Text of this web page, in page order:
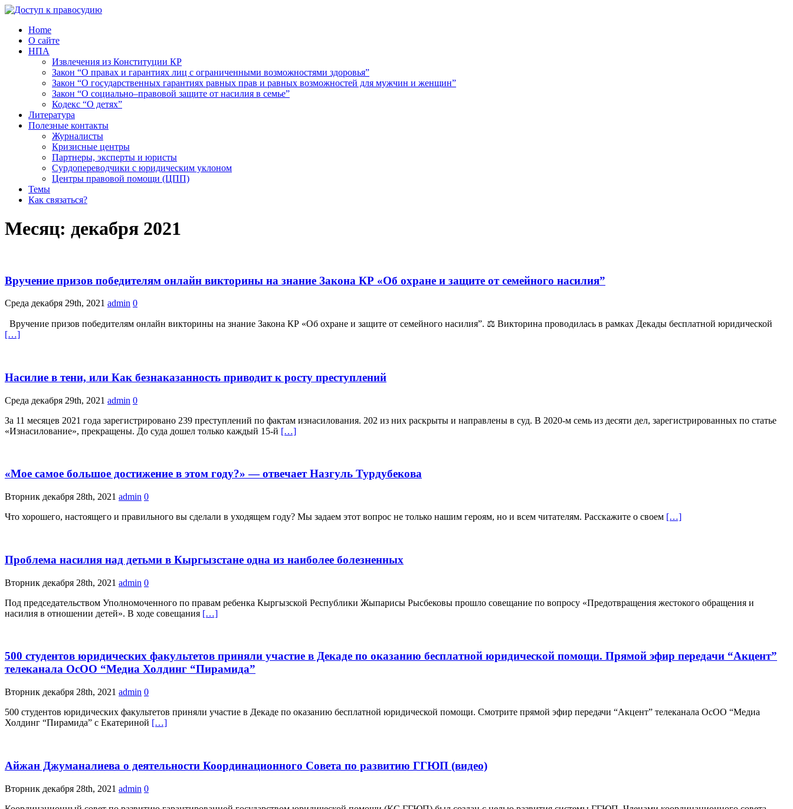
Home
О сайте
НПА
Извлечения из Конституции КР
Закон “О правах и гарантиях лиц с ограниченными возможностями здоровья”
Закон “О государственных гарантиях равных прав и равных возможностей для мужчин и женщин”
Закон “О социально–правовой защите от насилия в семье”
Кодекс “О детях”
Литература
Полезные контакты
Журналисты
Кризисные центры
Партнеры, эксперты и юристы
Сурдопереводчики с юридическим уклоном
Центры правовой помощи (ЦПП)
Темы
Как связаться?
Месяц: декабря 2021
Вручение призов победителям онлайн викторины на знание Закона КР «Об охране и защите от семейного насилия”
Среда декабря 29th, 2021 admin 0
Вручение призов победителям онлайн викторины на знание Закона КР «Об охране и защите от семейного насилия”. ⚖️ Викторина проводилась в рамках Декады бесплатной юридической
[…]
Насилие в тени, или Как безнаказанность приводит к росту преступлений
Среда декабря 29th, 2021 admin 0
За 11 месяцев 2021 года зарегистрировано 239 преступлений по фактам изнасилования. 202 из них раскрыты и направлены в суд. В 2020-м семь из десяти дел, зарегистрированных по статье
«Изнасилование», прекращены. До суда дошел только каждый 15-й […]
«Мое самое большое достижение в этом году?» — отвечает Назгуль Турдубекова
Вторник декабря 28th, 2021 admin 0
Что хорошего, настоящего и правильного вы сделали в уходящем году? Мы задаем этот вопрос не только нашим героям, но и всем читателям. Расскажите о своем […]
Проблема насилия над детьми в Кыргызстане одна из наиболее болезненных
Вторник декабря 28th, 2021 admin 0
Под председательством Уполномоченного по правам ребенка Кыргызской Республики Жыпарисы Рысбековы прошло совещание по вопросу «Предотвращения жестокого обращения и
насилия в отношении детей». В ходе совещания […]
500 студентов юридических факультетов приняли участие в Декаде по оказанию бесплатной юридической помощи. Прямой эфир передачи “Акцент”
телеканала ОсОО “Медиа Холдинг “Пирамида”
Вторник декабря 28th, 2021 admin 0
500 студентов юридических факультетов приняли участие в Декаде по оказанию бесплатной юридической помощи. Смотрите прямой эфир передачи “Акцент” телеканала ОсОО “Медиа
Холдинг “Пирамида” с Екатериной […]
Айжан Джуманалиева о деятельности Координационного Совета по развитию ГГЮП (видео)
Вторник декабря 28th, 2021 admin 0